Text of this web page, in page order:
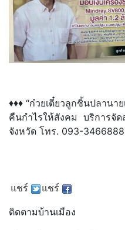
♦♦♦ “ก๋วยเตี๋ยวลูกชิ้นปลานา
คืนกำไรให้สังคม บริการจัด
จังหวัด โทร. 093-3466888
แชร์ แชร์
ติดตามบ้านเมือง